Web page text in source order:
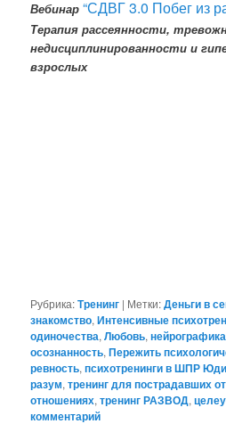
Вебинар“СДВГ 3.0 Побег из
Терапия рассеянности,
недисциплинированности и
взрослых
Рубрика:Тренинг | Метки:Деньги в
знакомство,Интенсивные
одиночества,Любовь,нейрографика
осознанность,Пережить
ревность,психотренинги в ШПР
разум,тренинг для пострадавших
отношениях,тренинг РАЗВОД,
комментарий